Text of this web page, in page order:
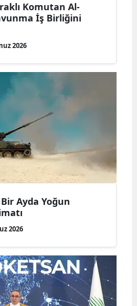
Komutan Al-
İş Birliğini
2026
Ayda Yoğun
2026